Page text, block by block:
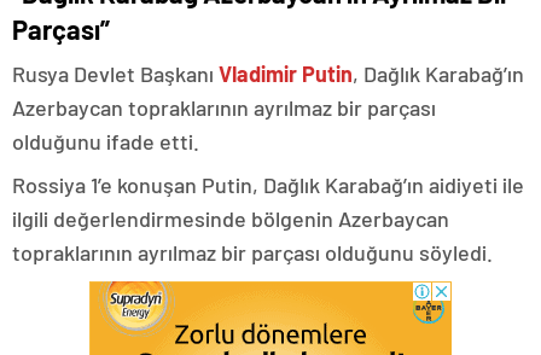
Parçası”
Rusya Devlet Başkanı Vladimir Putin, Dağlık Karabağ’ın
Azerbaycan topraklarının ayrılmaz bir parçası
olduğunu ifade etti.
Rossiya 1’e konuşan Putin, Dağlık Karabağ’ın aidiyeti ile
ilgili değerlendirmesinde bölgenin Azerbaycan
topraklarının ayrılmaz bir parçası olduğunu söyledi.